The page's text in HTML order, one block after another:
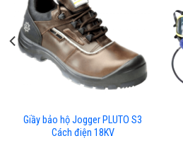
Giầy bảo hộ Jogger PLUTO S3
Cách điện 18KV